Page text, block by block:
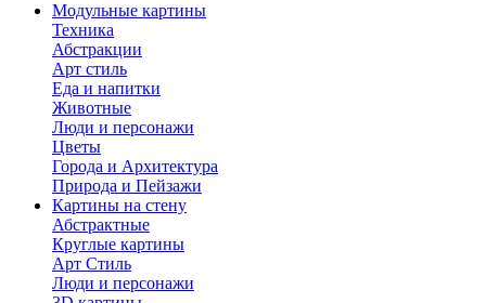
Модульные картины
Техника
Абстракции
Арт стиль
Еда и напитки
Животные
Люди и персонажи
Цветы
Города и Архитектура
Природа и Пейзажи
Картины на стену
Абстрактные
Круглые картины
Арт Стиль
Люди и персонажи